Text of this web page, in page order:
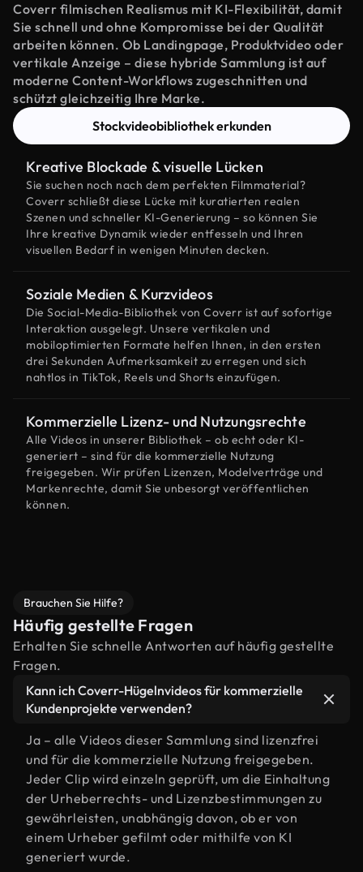
Coverr filmischen Realismus mit KI-Flexibilität, damit
Sie schnell und ohne Kompromisse bei der Qualität
arbeiten können. Ob Landingpage, Produktvideo oder
vertikale Anzeige – diese hybride Sammlung ist auf
moderne Content-Workflows zugeschnitten und
schützt gleichzeitig Ihre Marke.
Stockvideobibliothek erkunden
Kreative Blockade & visuelle Lücken
Sie suchen noch nach dem perfekten Filmmaterial?
Coverr schließt diese Lücke mit kuratierten realen
Szenen und schneller KI-Generierung – so können Sie
Ihre kreative Dynamik wieder entfesseln und Ihren
visuellen Bedarf in wenigen Minuten decken.
Soziale Medien & Kurzvideos
Die Social-Media-Bibliothek von Coverr ist auf sofortige
Interaktion ausgelegt. Unsere vertikalen und
mobiloptimierten Formate helfen Ihnen, in den ersten
drei Sekunden Aufmerksamkeit zu erregen und sich
nahtlos in TikTok, Reels und Shorts einzufügen.
Kommerzielle Lizenz- und Nutzungsrechte
Alle Videos in unserer Bibliothek – ob echt oder KI-
generiert – sind für die kommerzielle Nutzung
freigegeben. Wir prüfen Lizenzen, Modelverträge und
Markenrechte, damit Sie unbesorgt veröffentlichen
können.
Brauchen Sie Hilfe?
Häufig gestellte Fragen
Erhalten Sie schnelle Antworten auf häufig gestellte
Fragen.
Kann ich Coverr-Hügelnvideos für kommerzielle
Kundenprojekte verwenden?
Ja – alle Videos dieser Sammlung sind lizenzfrei
und für die kommerzielle Nutzung freigegeben.
Jeder Clip wird einzeln geprüft, um die Einhaltung
der Urheberrechts- und Lizenzbestimmungen zu
gewährleisten, unabhängig davon, ob er von
einem Urheber gefilmt oder mithilfe von KI
generiert wurde.